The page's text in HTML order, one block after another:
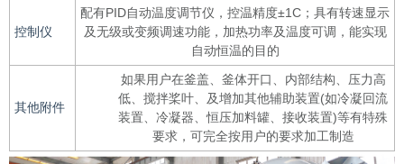
控制仪
配有PID自动温度调节仪，控温精度±1C；具有转速显示
及无级或变频调速功能，加热功率及温度可调，能实现
自动恒温的目的
其他附件
如果用户在釜盖、釜体开口、内部结构、压力高
低、搅拌桨叶、及增加其他辅助装置(如冷凝回流
装置、冷凝器、恒压加料罐、接收装置)等有特殊
要求，可完全按用户的要求加工制造